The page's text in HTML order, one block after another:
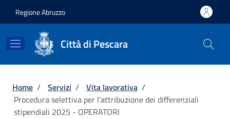
Regione Abruzzo
Città di Pescara
Briciole di pane
Home / Servizi / Vita lavorativa /
Procedura selettiva per l'attribuzione dei differenziali
stipendiali 2025 - OPERATORI